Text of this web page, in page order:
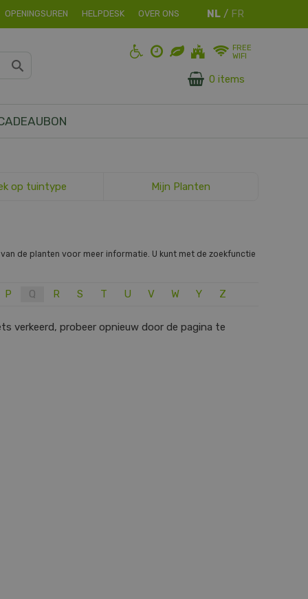
OPENINGSUREN HELPDESK OVER ONS
FREE
WIFI
0 items
op tuintype Mijn Planten
van de planten voor meer informatie. U kunt met de zoekfunctie
P Q R S T U V W Y Z
verkeerd, probeer opnieuw door de pagina te